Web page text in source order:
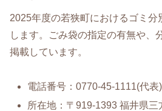
2025年度の若狭町におけるゴミ分
します。ごみ袋の指定の有無や、
掲載しています。
電話番号：0770-45-1111(代表)
所在地：〒919-1393 福井県